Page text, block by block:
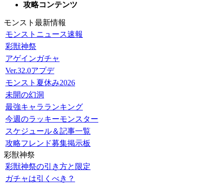
攻略コンテンツ
モンスト最新情報
モンストニュース速報
彩獣神祭
アゲインガチャ
Ver.32.0アプデ
モンスト夏休み2026
未開の幻洞
最強キャラランキング
今週のラッキーモンスター
スケジュール＆記事一覧
攻略フレンド募集掲示板
彩獣神祭
彩獣神祭の引き方と限定
ガチャは引くべき？